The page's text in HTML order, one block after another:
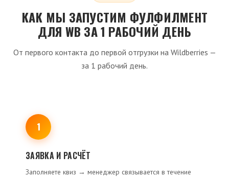
КАК МЫ ЗАПУСТИМ ФУЛФИЛМЕНТ
ДЛЯ WB ЗА 1 РАБОЧИЙ ДЕНЬ
От первого контакта до первой отгрузки на Wildberries —
за 1 рабочий день.
1
ЗАЯВКА И РАСЧЁТ
Заполняете квиз → менеджер связывается в течение